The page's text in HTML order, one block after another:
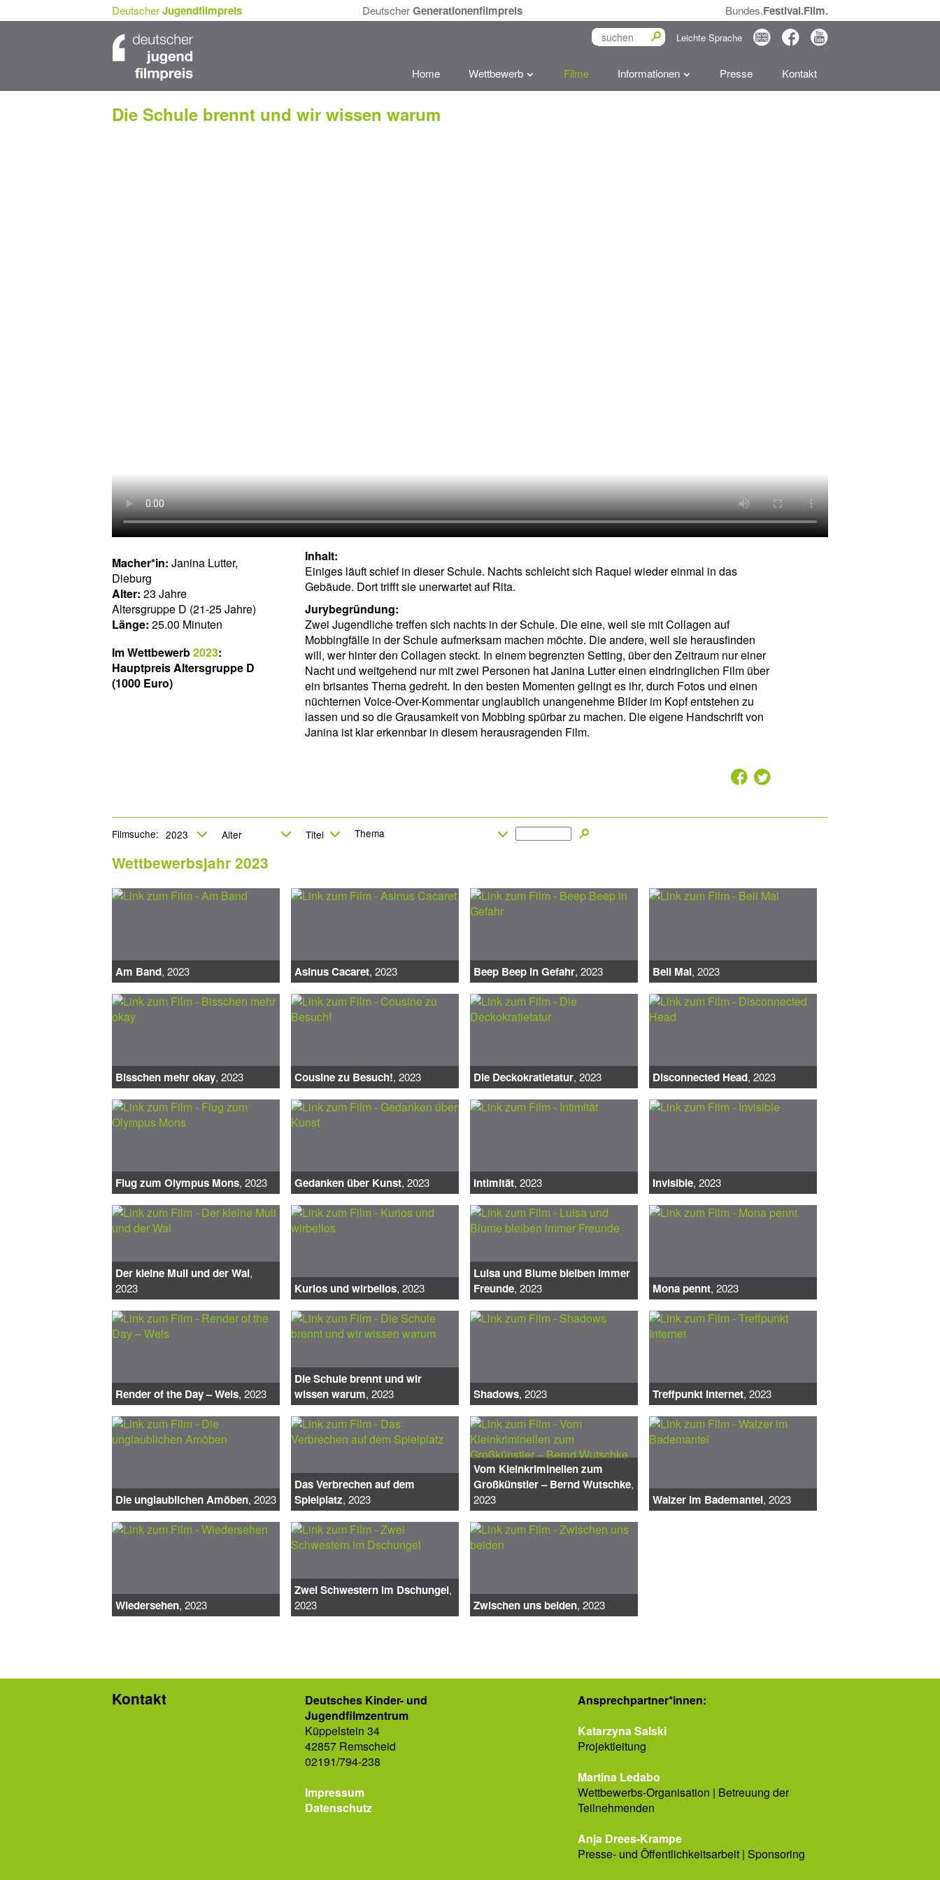
DeutscherJugendfilmpreis DeutscherGenerationenfilmpreis Bundes.Festival.Film.
Leichte Sprache 0 2 3
Home Wettbewerb Filme Informationen Presse Kontakt
Die Schule brennt und wir wissen warum
Macher*in: Janina Lutter,
Dieburg
Alter: 23 Jahre
Altersgruppe D (21-25 Jahre)
Länge: 25.00 Minuten
Im Wettbewerb2023:
Hauptpreis Altersgruppe D
(1000 Euro)
Inhalt:
Einiges läuft schief in dieser Schule. Nachts schleicht sich Raquel wieder einmal in das
Gebäude. Dort trifft sie unerwartet auf Rita.
Jurybegründung:
Zwei Jugendliche treffen sich nachts in der Schule. Die eine, weil sie mit Collagen auf
Mobbingfälle in der Schule aufmerksam machen möchte. Die andere, weil sie herausfinden
will, wer hinter den Collagen steckt. In einem begrenzten Setting, über den Zeitraum nur einer
Nacht und weitgehend nur mit zwei Personen hat Janina Lutter einen eindringlichen Film über
ein brisantes Thema gedreht. In den besten Momenten gelingt es ihr, durch Fotos und einen
nüchternen Voice-Over-Kommentar unglaublich unangenehme Bilder im Kopf entstehen zu
lassen und so die Grausamkeit von Mobbing spürbar zu machen. Die eigene Handschrift von
Janina ist klar erkennbar in diesem herausragenden Film.
2 7
Filmsuche:
Wettbewerbsjahr 2023
Am Band, 2023 Asinus Cacaret, 2023 Beep Beep in Gefahr, 2023 Bell Mal, 2023
Bisschen mehr okay, 2023 Cousine zu Besuch!, 2023 Die Deckokratietatur, 2023 Disconnected Head, 2023
Flug zum Olympus Mons, 2023 Gedanken über Kunst, 2023 Intimität, 2023 Invisible, 2023
Der kleine Muli und der Wal,
2023
Kurios und wirbellos, 2023
Luisa und Blume bleiben immer
Freunde, 2023 Mona pennt, 2023
Render of the Day – Wels, 2023
Die Schule brennt und wir
wissen warum, 2023 Shadows, 2023 Treffpunkt Internet, 2023
Die unglaublichen Amöben, 2023
Das Verbrechen auf dem
Spielplatz, 2023
Vom Kleinkriminellen zum
Großkünstler – Bernd Wutschke,
2023
Walzer im Bademantel, 2023
Wiedersehen, 2023
Zwei Schwestern im Dschungel,
2023
Zwischen uns beiden, 2023
Kontakt
Deutsches Kinder- und
Jugendfilmzentrum
Küppelstein 34
42857 Remscheid
02191/794-238
Impressum
Datenschutz
Ansprech­partner*innen:
Katarzyna Salski
Projektleitung
Martina Ledabo
Wettbewerbs-Organisation | Betreuung der
Teilnehmenden
Anja Drees-Krampe
Presse- und Öffentlichkeitsarbeit | Sponsoring